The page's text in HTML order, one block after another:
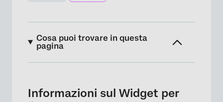
Cosa puoi trovare in questa
pagina
Informazioni sul Widget per